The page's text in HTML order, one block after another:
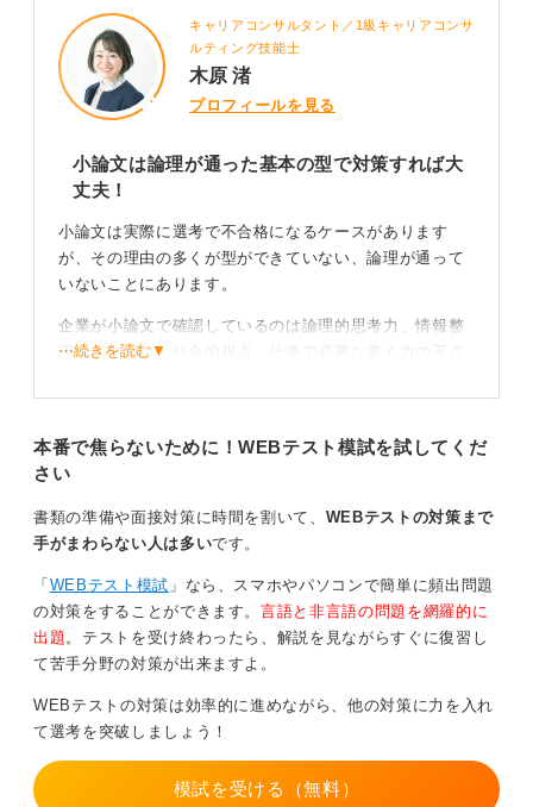
0
キャリアコンサルタント／1級キャリアコンサ
ルティング技能士
木原 渚
プロフィールを見る
小論文は論理が通った基本の型で対策すれば大
丈夫！
小論文は実際に選考で不合格になるケースがあります
が、その理由の多くが型ができていない、論理が通って
いないことにあります。
企業が小論文で確認しているのは論理的思考力、情報整
理力、文章力、社会的視点、仕事で必要な書く力の五点
るかが重視されます。
構成がしっかりしていれば評価され、逆に内容が散漫だ
ったり意見が曖昧だったりすると不合格になりやすい仕
基本の型を身に付け制限時間内に書く練習をしよう
準備のポイントは4つありまず序論、本論、結論という基
本の型を覚えることが最重要です。
これだけで文章は格段に読みやすくなります。
次に人口減少、労働力不足、AI（人工知能）、働き方改
革、環境問題などよく出る社会テーマを基本だけ押さえ
⋯続きを読む▼
本番で焦らないために！WEBテスト模試を試してくだ
さい
書類の準備や面接対策に時間を割いて、 WEBテストの対策まで
手がまわらない人は多いです。
「 WEBテスト模試 」なら、スマホやパソコンで簡単に頻出問題
の対策をすることができます。言語と非言語の問題を網羅的に
出題。テストを受け終わったら、解説を見ながらすぐに復習し
て苦手分野の対策が出来ますよ。
WEBテストの対策は効率的に進めながら、他の対策に力を入れ
て選考を突破しましょう！
模試を受ける（無料）